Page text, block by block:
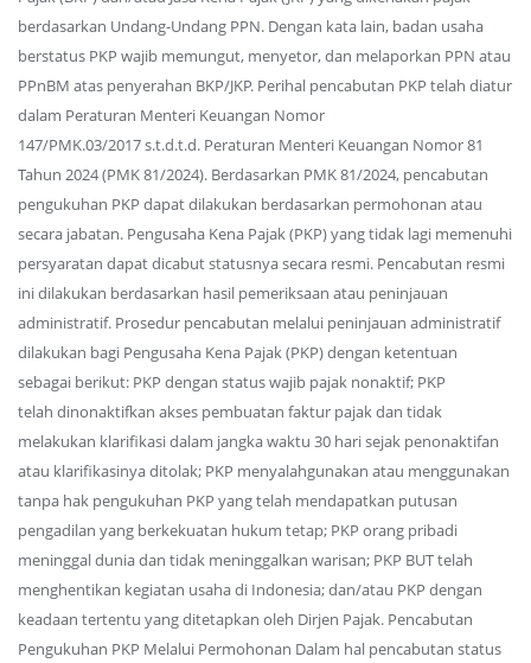
berdasarkan Undang-Undang PPN. Dengan kata lain, badan usaha
berstatus PKP wajib memungut, menyetor, dan melaporkan PPN atau
PPnBM atas penyerahan BKP/JKP. Perihal pencabutan PKP telah diatur
dalam Peraturan Menteri Keuangan Nomor
147/PMK.03/2017 s.t.d.t.d. Peraturan Menteri Keuangan Nomor 81
Tahun 2024 (PMK 81/2024). Berdasarkan PMK 81/2024, pencabutan
pengukuhan PKP dapat dilakukan berdasarkan permohonan atau
secara jabatan. Pengusaha Kena Pajak (PKP) yang tidak lagi memenuhi
persyaratan dapat dicabut statusnya secara resmi. Pencabutan resmi
ini dilakukan berdasarkan hasil pemeriksaan atau peninjauan
administratif. Prosedur pencabutan melalui peninjauan administratif
dilakukan bagi Pengusaha Kena Pajak (PKP) dengan ketentuan
sebagai berikut: PKP dengan status wajib pajak nonaktif; PKP
telah dinonaktifkan akses pembuatan faktur pajak dan tidak
melakukan klarifikasi dalam jangka waktu 30 hari sejak penonaktifan
atau klarifikasinya ditolak; PKP menyalahgunakan atau menggunakan
tanpa hak pengukuhan PKP yang telah mendapatkan putusan
pengadilan yang berkekuatan hukum tetap; PKP orang pribadi
meninggal dunia dan tidak meninggalkan warisan; PKP BUT telah
menghentikan kegiatan usaha di Indonesia; dan/atau PKP dengan
keadaan tertentu yang ditetapkan oleh Dirjen Pajak. Pencabutan
Pengukuhan PKP Melalui Permohonan Dalam hal pencabutan status